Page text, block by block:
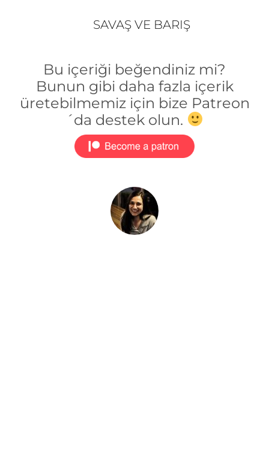
SAVAŞ VE BARIŞ
Bu içeriği beğendiniz mi?
Bunun gibi daha fazla içerik
üretebilmemiz için bize Patreon
´da destek olun.